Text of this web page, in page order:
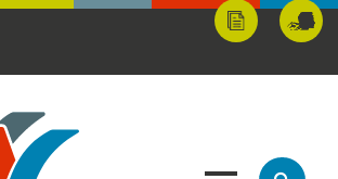
Mes
démarches
des cookies